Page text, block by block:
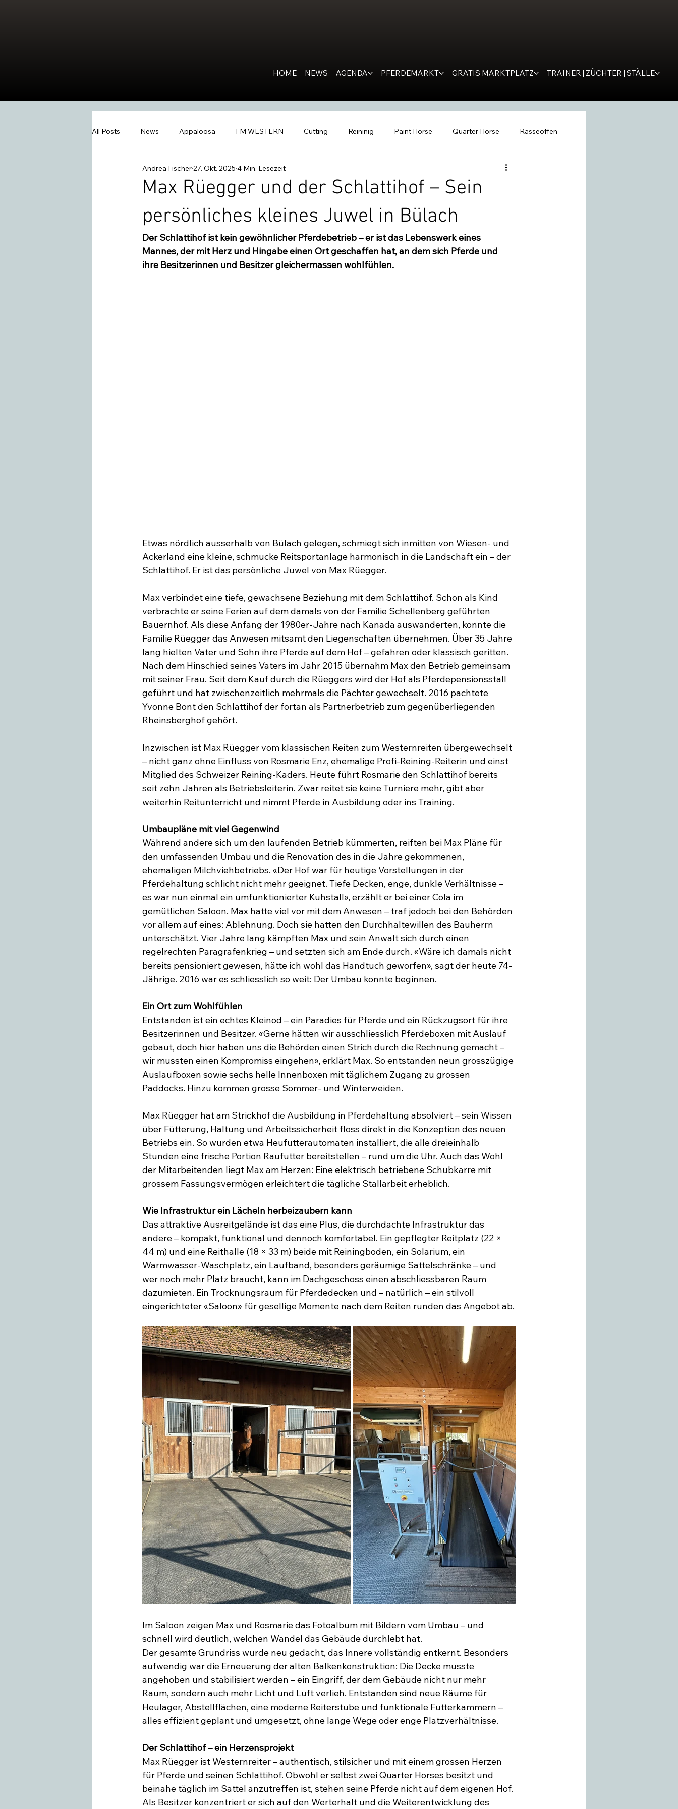
HOME NEWS AGENDA PFERDEMARKT GRATIS MARKTPLATZ TRAINER | ZÜCHTER | STÄLLE
All Posts News Appaloosa FM WESTERN Cutting Reininig Paint Horse Quarter Horse Rasseoffen
Wissen Swiss Western Horse WESTERNER
Extreme Trail Western People Inside the Barn All Futurities Cremona Cremona
Swiss Equestrian Medieninfo
Max Rüegger und der Schlattihof – Sein
persönliches kleines Juwel in Bülach
Andrea Fischer 27. Okt. 2025 4 Min. Lesezeit
Der Schlattihof ist kein gewöhnlicher Pferdebetrieb – er ist das Lebenswerk eines
Mannes, der mit Herz und Hingabe einen Ort geschaffen hat, an dem sich Pferde und
ihre Besitzerinnen und Besitzer gleichermassen wohlfühlen.
Etwas nördlich ausserhalb von Bülach gelegen, schmiegt sich inmitten von Wiesen- und
Ackerland eine kleine, schmucke Reitsportanlage harmonisch in die Landschaft ein – der
Schlattihof. Er ist das persönliche Juwel von Max Rüegger.
Max verbindet eine tiefe, gewachsene Beziehung mit dem Schlattihof. Schon als Kind
verbrachte er seine Ferien auf dem damals von der Familie Schellenberg geführten
Bauernhof. Als diese Anfang der 1980er-Jahre nach Kanada auswanderten, konnte die
Familie Rüegger das Anwesen mitsamt den Liegenschaften übernehmen. Über 35 Jahre
lang hielten Vater und Sohn ihre Pferde auf dem Hof – gefahren oder klassisch geritten.
Nach dem Hinschied seines Vaters im Jahr 2015 übernahm Max den Betrieb gemeinsam
mit seiner Frau. Seit dem Kauf durch die Rüeggers wird der Hof als Pferdepensionsstall
geführt und hat zwischenzeitlich mehrmals die Pächter gewechselt. 2016 pachtete
Yvonne Bont den Schlattihof der fortan als Partnerbetrieb zum gegenüberliegenden
Rheinsberghof gehört.
Inzwischen ist Max Rüegger vom klassischen Reiten zum Westernreiten übergewechselt
– nicht ganz ohne Einfluss von Rosmarie Enz, ehemalige Profi-Reining-Reiterin und einst
Mitglied des Schweizer Reining-Kaders. Heute führt Rosmarie den Schlattihof bereits
seit zehn Jahren als Betriebsleiterin. Zwar reitet sie keine Turniere mehr, gibt aber
weiterhin Reitunterricht und nimmt Pferde in Ausbildung oder ins Training.
Umbaupläne mit viel Gegenwind
Während andere sich um den laufenden Betrieb kümmerten, reiften bei Max Pläne für
den umfassenden Umbau und die Renovation des in die Jahre gekommenen,
ehemaligen Milchviehbetriebs. «Der Hof war für heutige Vorstellungen in der
Pferdehaltung schlicht nicht mehr geeignet. Tiefe Decken, enge, dunkle Verhältnisse –
es war nun einmal ein umfunktionierter Kuhstall», erzählt er bei einer Cola im
gemütlichen Saloon. Max hatte viel vor mit dem Anwesen – traf jedoch bei den Behörden
vor allem auf eines: Ablehnung. Doch sie hatten den Durchhaltewillen des Bauherrn
unterschätzt. Vier Jahre lang kämpften Max und sein Anwalt sich durch einen
regelrechten Paragrafenkrieg – und setzten sich am Ende durch. «Wäre ich damals nicht
bereits pensioniert gewesen, hätte ich wohl das Handtuch geworfen», sagt der heute 74-
Jährige. 2016 war es schliesslich so weit: Der Umbau konnte beginnen.
Ein Ort zum Wohlfühlen
Entstanden ist ein echtes Kleinod – ein Paradies für Pferde und ein Rückzugsort für ihre
Besitzerinnen und Besitzer. «Gerne hätten wir ausschliesslich Pferdeboxen mit Auslauf
gebaut, doch hier haben uns die Behörden einen Strich durch die Rechnung gemacht –
wir mussten einen Kompromiss eingehen», erklärt Max. So entstanden neun grosszügige
Auslaufboxen sowie sechs helle Innenboxen mit täglichem Zugang zu grossen
Paddocks. Hinzu kommen grosse Sommer- und Winterweiden.
Max Rüegger hat am Strickhof die Ausbildung in Pferdehaltung absolviert – sein Wissen
über Fütterung, Haltung und Arbeitssicherheit floss direkt in die Konzeption des neuen
Betriebs ein. So wurden etwa Heufutterautomaten installiert, die alle dreieinhalb
Stunden eine frische Portion Raufutter bereitstellen – rund um die Uhr. Auch das Wohl
der Mitarbeitenden liegt Max am Herzen: Eine elektrisch betriebene Schubkarre mit
grossem Fassungsvermögen erleichtert die tägliche Stallarbeit erheblich.
Wie Infrastruktur ein Lächeln herbeizaubern kann
Das attraktive Ausreitgelände ist das eine Plus, die durchdachte Infrastruktur das
andere – kompakt, funktional und dennoch komfortabel. Ein gepflegter Reitplatz (22 ×
44 m) und eine Reithalle (18 × 33 m) beide mit Reiningboden, ein Solarium, ein
Warmwasser-Waschplatz, ein Laufband, besonders geräumige Sattelschränke – und
wer noch mehr Platz braucht, kann im Dachgeschoss einen abschliessbaren Raum
dazumieten. Ein Trocknungsraum für Pferdedecken und – natürlich – ein stilvoll
eingerichteter «Saloon» für gesellige Momente nach dem Reiten runden das Angebot ab.
Im Saloon zeigen Max und Rosmarie das Fotoalbum mit Bildern vom Umbau – und
schnell wird deutlich, welchen Wandel das Gebäude durchlebt hat.
Der gesamte Grundriss wurde neu gedacht, das Innere vollständig entkernt. Besonders
aufwendig war die Erneuerung der alten Balkenkonstruktion: Die Decke musste
angehoben und stabilisiert werden – ein Eingriff, der dem Gebäude nicht nur mehr
Raum, sondern auch mehr Licht und Luft verlieh. Entstanden sind neue Räume für
Heulager, Abstellflächen, eine moderne Reiterstube und funktionale Futterkammern –
alles effizient geplant und umgesetzt, ohne lange Wege oder enge Platzverhältnisse.
Der Schlattihof – ein Herzensprojekt
Max Rüegger ist Westernreiter – authentisch, stilsicher und mit einem grossen Herzen
für Pferde und seinen Schlattihof. Obwohl er selbst zwei Quarter Horses besitzt und
beinahe täglich im Sattel anzutreffen ist, stehen seine Pferde nicht auf dem eigenen Hof.
Als Besitzer konzentriert er sich auf den Werterhalt und die Weiterentwicklung des